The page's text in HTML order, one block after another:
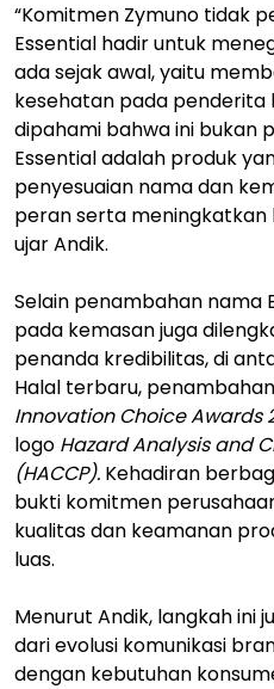
“Komitmen Zymuno tidak
Essential hadir untuk
ada sejak awal, yaitu
kesehatan pada penderita
dipahami bahwa ini bukan
Essential adalah produk
penyesuaian nama dan
peran serta meningkatkan
ujar Andik.
Selain penambahan nama
pada kemasan juga
penanda kredibilitas, di
Halal terbaru,
Innovation Choice Awards
logo Hazard Analysis and
(HACCP). Kehadiran
bukti komitmen
kualitas dan keamanan
luas.
Menurut Andik, langkah ini
dari evolusi komunikasi
dengan kebutuhan